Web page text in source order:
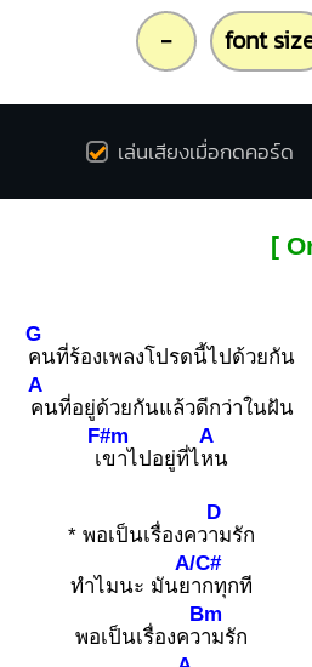
- font
เล่นเสียงเมื่อกดคอร์ด
[
G
คนที่ร้องเพลงโปรดนี้ไปด้วยกัน
A
คนที่อยู่ด้วยกันแล้วดีกว่าในฝัน
เ
F#m
ขาไปอยู่ที่ไ
A
หน
* พอเป็นเรื่องคว
D
ามรัก
ทำไมนะ มันย
A/C#
ากทุกที
พอเป็นเรื่องคว
Bm
ามรัก